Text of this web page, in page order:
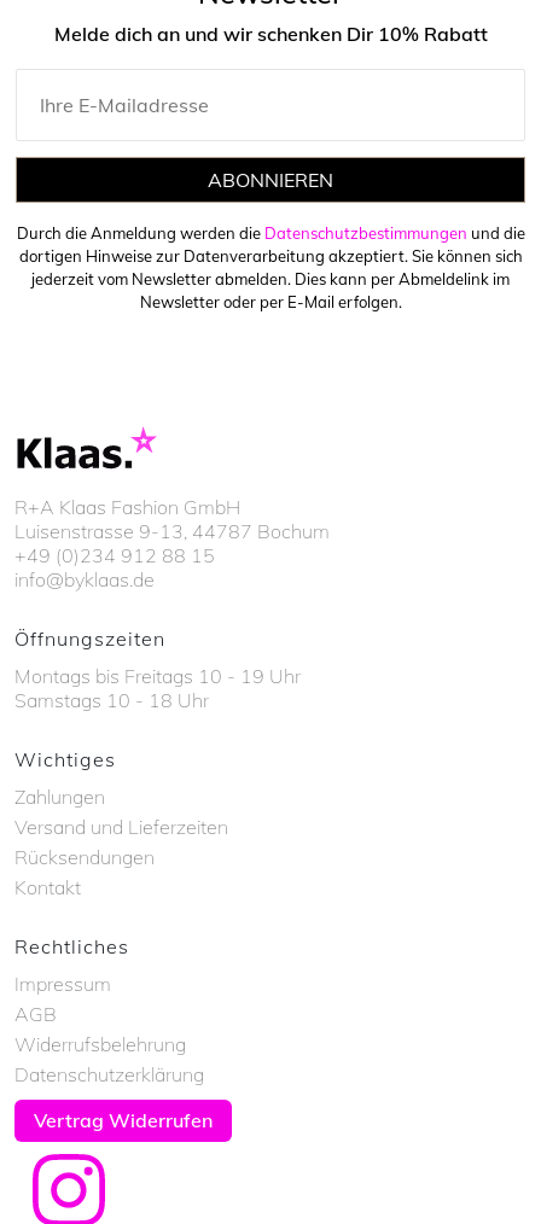
Melde dich an und wir schenken Dir 10% Rabatt
ABONNIEREN
Durch die Anmeldung werden die Datenschutzbestimmungen und die
dortigen Hinweise zur Datenverarbeitung akzeptiert. Sie können sich
jederzeit vom Newsletter abmelden. Dies kann per Abmeldelink im
Newsletter oder per E-Mail erfolgen.
R+A Klaas Fashion GmbH
Luisenstrasse 9-13, 44787 Bochum
+49 (0)234 912 88 15
info@byklaas.de
Öffnungszeiten
Montags bis Freitags 10 - 19 Uhr
Samstags 10 - 18 Uhr
Wichtiges
Zahlungen
Versand und Lieferzeiten
Rücksendungen
Kontakt
Rechtliches
Impressum
AGB
Widerrufsbelehrung
Datenschutzerklärung
Vertrag Widerrufen